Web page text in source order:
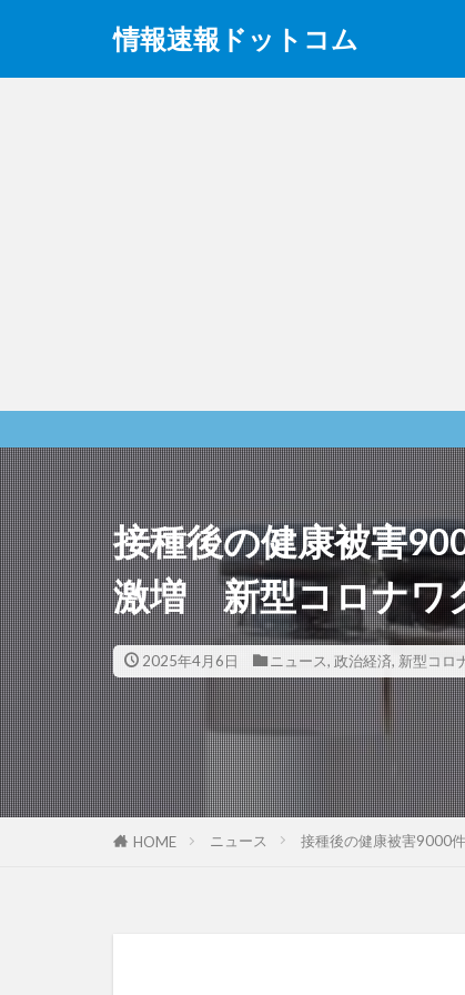
情報速報ドットコム
接種後の健康被害
激増 新型コロナワ
2025年4月6日 ニュース, 政治経済, 新型コロ
HOME ニュース 接種後の健康被害9000